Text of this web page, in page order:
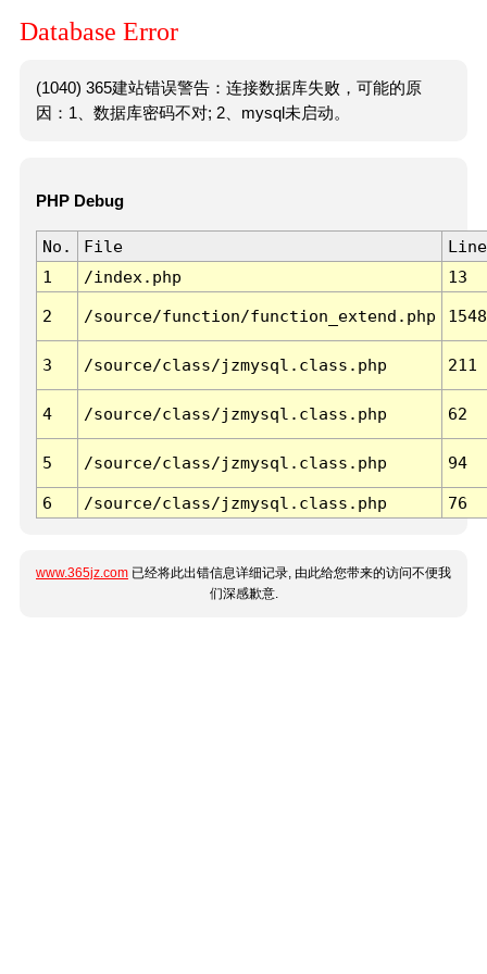
Database Error
(1040) 365建站错误警告：连接数据库失败，可能的原
因：1、数据库密码不对; 2、mysql未启动。
PHP Debug
No. File
Line
1
/index.php 13
2 /source/function/function_extend.php 1548
3 /source/class/jzmysql.class.php 211
4 /source/class/jzmysql.class.php 62
5 /source/class/jzmysql.class.php 94
6 /source/class/jzmysql.class.php 76
www.365jz.com 已经将此出错信息详细记录, 由此给您带来的访问不便我
们深感歉意.